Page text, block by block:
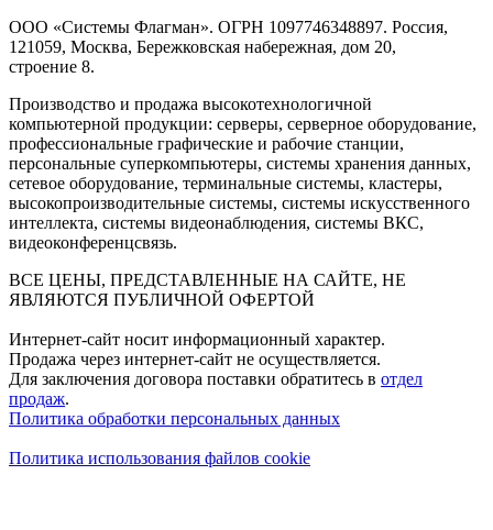
ООО «Системы Флагман». ОГРН 1097746348897. Россия,
121059, Москва, Бережковская набережная, дом 20,
строение 8.
Производство и продажа высокотехнологичной
компьютерной продукции: серверы, серверное оборудование,
профессиональные графические и рабочие станции,
персональные суперкомпьютеры, системы хранения данных,
сетевое оборудование, терминальные системы, кластеры,
высокопроизводительные системы, системы искусственного
интеллекта, системы видеонаблюдения, системы ВКС,
видеоконференцсвязь.
ВСЕ ЦЕНЫ, ПРЕДСТАВЛЕННЫЕ НА САЙТЕ, НЕ
ЯВЛЯЮТСЯ ПУБЛИЧНОЙ ОФЕРТОЙ
Интернет-сайт носит информационный характер.
Продажа через интернет-сайт не осуществляется.
Для заключения договора поставки обратитесь в отдел
продаж.
Политика обработки персональных данных
Политика использования файлов cookie